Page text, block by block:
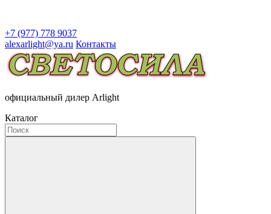
+7 (977) 778 9037
alexarlight@ya.ru Контакты
официальный дилер Arlight
Каталог